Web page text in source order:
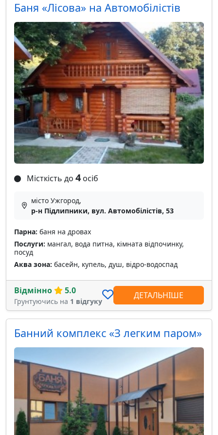
Баня «Лісова» на Автомобілістів
Місткість до 4 осіб
місто Ужгород,
р-н Підлипники, вул. Автомобілістів, 53
Парна: баня на дровах
Послуги: мангал, вода питна, кімната відпочинку,
посуд
Аква зона: басейн, купель, душ, відро-водоспад
Відмінно 5.0
Грунтуючись на 1 відгуку
ДЕТАЛЬНІШЕ
Банний комплекс «З легким паром»